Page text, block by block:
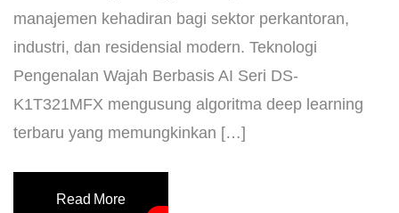
manajemen kehadiran bagi sektor perkantoran,
industri, dan residensial modern. ​Teknologi
Pengenalan Wajah Berbasis AI ​Seri DS-
K1T321MFX mengusung algoritma deep learning
terbaru yang memungkinkan […]
Read More